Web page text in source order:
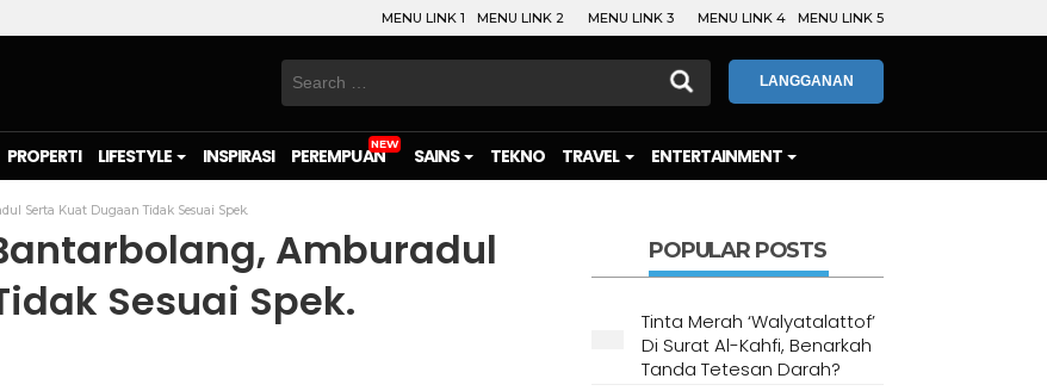
MENU LINK 1 MENU LINK 2 MENU LINK 3 MENU LINK 4 MENU LINK 5
Search
LANGGANAN
PROPERTI LIFESTYLE INSPIRASI PEREMPUAN SAINS TEKNO TRAVEL ENTERTAINMENT
Serta Kuat Dugaan Tidak Sesuai Spek.
Amburadul
Sesuai Spek.
POPULAR POSTS
Tinta Merah ‘Walyatalattof’
Di Surat Al-Kahfi, Benarkah
Tanda Tetesan Darah?